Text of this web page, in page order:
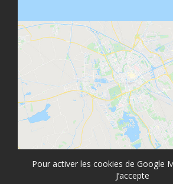
Pour activer les cookies de Google
J’accepte